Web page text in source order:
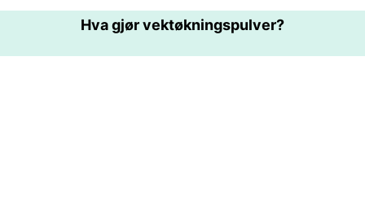
Helsebransjen Psykisk Helse Folkehelse Og
Sikkerhet Kirurgi Og Prosedyrer Helse
Hva gjør vektøkningspulver?